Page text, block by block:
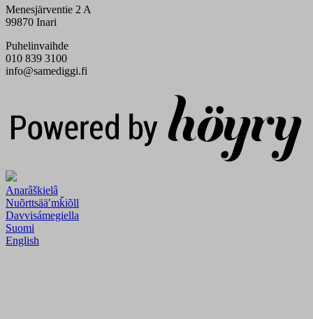
Menesjärventie 2 A
99870 Inari
Puhelinvaihde
010 839 3100
info@samediggi.fi
Anarâškielâ
Nuõrttsääʹmǩiõll
Davvisámegiella
Suomi
English